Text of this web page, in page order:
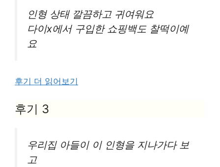
인형 상태 깔끔하고 귀여워요
다이x에서 구입한 쇼핑백도 찰떡이예
요
후기 더 읽어보기
후기 3
우리집 아들이 이 인형을 지나가다 보
고